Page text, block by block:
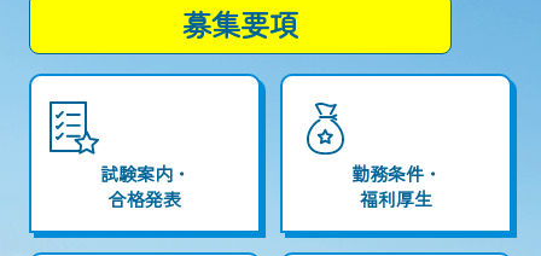
募集要項
試験案内・
合格発表
勤務条件・
福利厚生